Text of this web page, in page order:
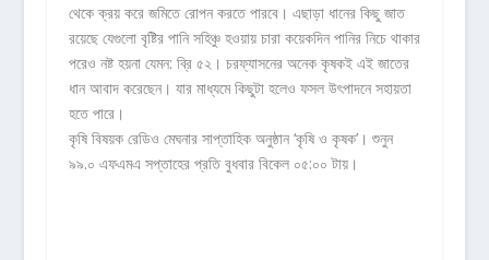
থেকে ক্রয় করে জমিতে রোপন করতে পারবে। এছাড়া ধানের কিছু জাত
রয়েছে যেগুলো বৃষ্টির পানি সহিঞ্চু হওয়ায় চারা কয়েকদিন পানির নিচে থাকার
পরেও নষ্ট হয়না যেমন: ব্রি ৫২। চরফ্যাসনের অনেক কৃষকই এই জাতের
ধান আবাদ করেছেন। যার মাধ্যমে কিছুটা হলেও ফসল উৎপাদনে সহায়তা
হতে পারে।
কৃষি বিষয়ক রেডিও মেঘনার সাপ্তাহিক অনুষ্ঠান ‘কৃষি ও কৃষক’। শুনুন
৯৯.০ এফএমএ সপ্তাহের প্রতি বুধবার বিকেল ০৫:০০ টায়।